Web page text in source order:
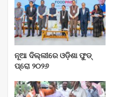
ନୂଆ ଦିଲ୍ଲୀରେ ଓଡ଼ିଶା ଫୁଡ୍
ପ୍ରୋ ୨୦୨୬